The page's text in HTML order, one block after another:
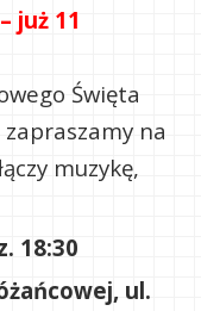
już 11
Święta
zapraszamy na
muzykę,
18:30
ul.